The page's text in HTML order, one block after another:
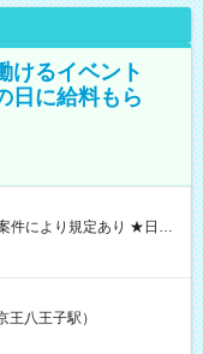
けるイベント
日に給料もら
現金GET♪ お仕事後はコ
用期間】試
八王子駅）